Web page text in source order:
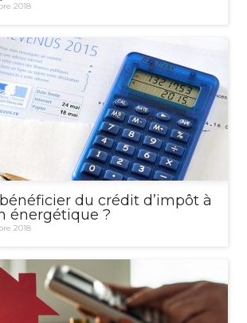
2018
du crédit d’impôt à
énergétique ?
2018